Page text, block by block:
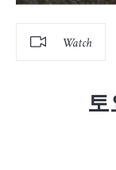
Watch
토